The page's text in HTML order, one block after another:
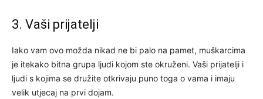
3. Vaši prijatelji
Iako vam ovo možda nikad ne bi palo na pamet, muškarcima
je itekako bitna grupa ljudi kojom ste okruženi. Vaši prijatelji i
ljudi s kojima se družite otkrivaju puno toga o vama i imaju
velik utjecaj na prvi dojam.